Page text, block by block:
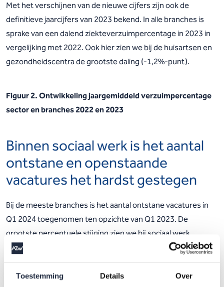
Toestemming Details Over
Met het verschijnen van de nieuwe cijfers zijn ook de
definitieve jaarcijfers van 2023 bekend. In alle branches is
sprake van een dalend ziekteverzuimpercentage in 2023 in
vergelijking met 2022. Ook hier zien we bij de huisartsen en
gezondheidscentra de grootste daling (-1,2%-punt).
Figuur 2. Ontwikkeling jaargemiddeld verzuimpercentage
sector en branches 2022 en 2023
Binnen sociaal werk is het aantal
ontstane en openstaande
vacatures het hardst gestegen
Bij de meeste branches is het aantal ontstane vacatures in
Q1 2024 toegenomen ten opzichte van Q1 2023. De
grootste percentuele stijging zien we bij sociaal werk
(+30%). Bij de huisartsen en gezondheidscentra (-20%), de
gehandicaptenzorg (-12%), overige zorg en welzijn (-5%) en
ziekenhuizen en medische specialistische zorg (-2%) is